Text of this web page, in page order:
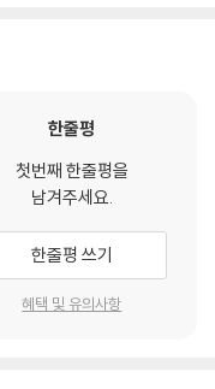
한줄평
첫번째 한줄평을
남겨주세요.
한줄평 쓰기
혜택 및 유의사항